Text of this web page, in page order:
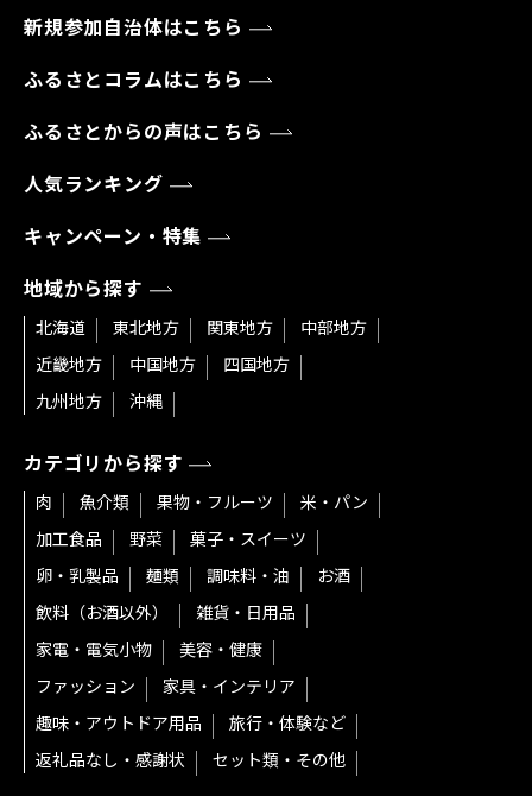
新規参加自治体はこちら
ふるさとコラムはこちら
ふるさとからの声はこちら
人気ランキング
キャンペーン・特集
地域から探す
北海道 東北地方 関東地方
中部地方
近畿地方
中国地方
四国地方
九州地方
沖縄
カテゴリから探す
肉 魚介類 果物・フルーツ
米・パン
加工食品
野菜
菓子・スイーツ
卵・乳製品
麺類 調味料・油
お酒
飲料（お酒以外）
雑貨・日用品
家電・電気小物
美容・健康
ファッション
家具・インテリア
趣味・アウトドア用品
旅行・体験など
返礼品なし・感謝状
セット類・その他